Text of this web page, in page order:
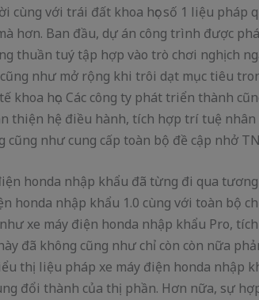
cùng với trái đất khoa học số 1 liệu pháp
hơn. Ban đầu, dự án công trình được
thuần tuý tập hợp vào trò chơi nghịch
như mở rộng khi trôi dạt mục tiêu
khoa học. Các công ty phát triển thành
thiện hệ điều hành, tích hợp trí tuệ nhân
cũng như cung cấp toàn bộ đề cập nhở
honda nhập khẩu đã từng đi qua
honda nhập khẩu 1.0 cùng với toàn bộ
xe máy điện honda nhập khẩu Pro,
đã không cũng như chỉ còn còn nữa
thị liệu pháp xe máy điện honda nhập
đổi thành của thị phần. Hơn nữa, sự